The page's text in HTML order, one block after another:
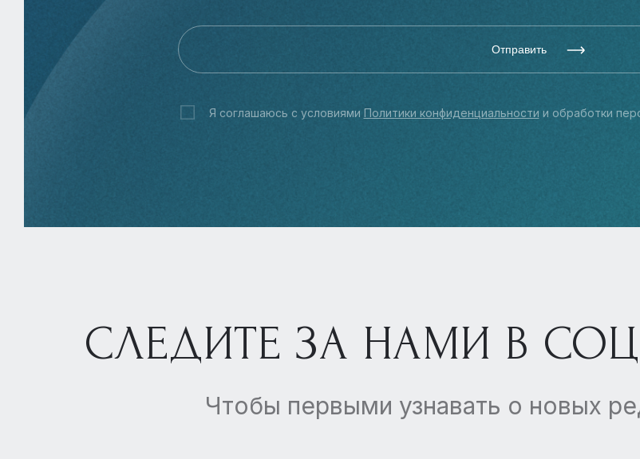
Отправить
Я соглашаюсь с условиями Политики конфиденциальности и обработки
СЛЕДИТЕ ЗА НАМИ В
Чтобы первыми узнавать о новых